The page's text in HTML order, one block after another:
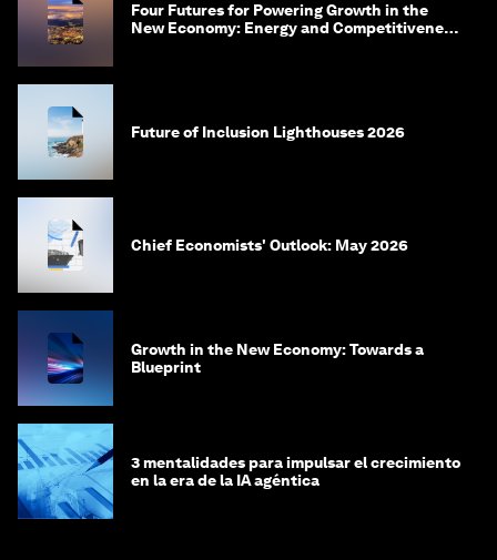
Four Futures for Powering Growth in the
New Economy: Energy and Competitiveness
Future of Inclusion Lighthouses 2026
Chief Economists' Outlook: May 2026
Growth in the New Economy: Towards a
Blueprint
3 mentalidades para impulsar el crecimiento
en la era de la IA agéntica